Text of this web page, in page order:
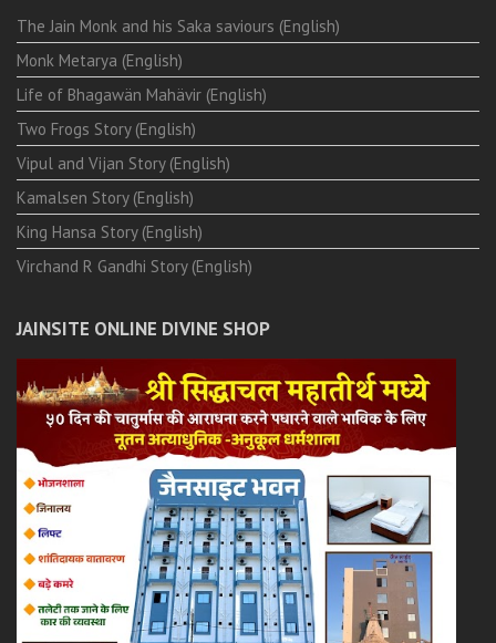
The Jain Monk and his Saka saviours (English)
Monk Metarya (English)
Life of Bhagawän Mahävir (English)
Two Frogs Story (English)
Vipul and Vijan Story (English)
Kamalsen Story (English)
King Hansa Story (English)
Virchand R Gandhi Story (English)
JAINSITE ONLINE DIVINE SHOP